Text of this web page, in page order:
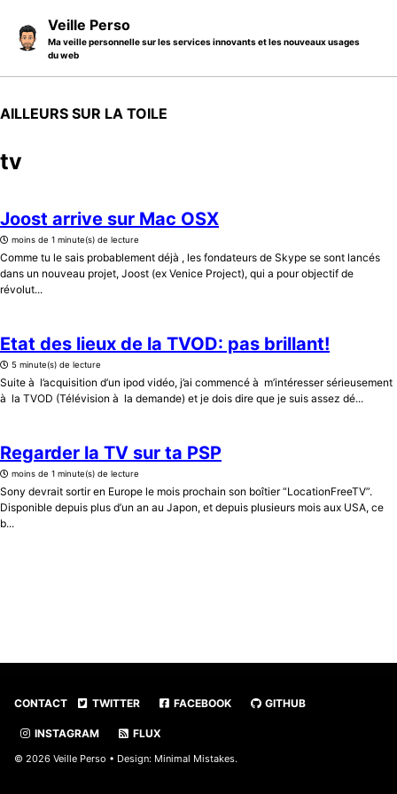
Veille Perso
Ma veille personnelle sur les services innovants et les nouveaux usages
du web
AILLEURS SUR LA TOILE
tv
Joost arrive sur Mac OSX
moins de 1 minute(s) de lecture
Comme tu le sais probablement déjà , les fondateurs de Skype se sont lancés
dans un nouveau projet, Joost (ex Venice Project), qui a pour objectif de
révolut...
Etat des lieux de la TVOD: pas brillant!
5 minute(s) de lecture
Suite à l’acquisition d’un ipod vidéo, j’ai commencé à m’intéresser sérieusement
à la TVOD (Télévision à la demande) et je dois dire que je suis assez dé...
Regarder la TV sur ta PSP
moins de 1 minute(s) de lecture
Sony devrait sortir en Europe le mois prochain son boîtier “LocationFreeTV”.
Disponible depuis plus d’un an au Japon, et depuis plusieurs mois aux USA, ce
b...
CONTACT TWITTER FACEBOOK GITHUB
INSTAGRAM FLUX
© 2026 Veille Perso • Design: Minimal Mistakes.